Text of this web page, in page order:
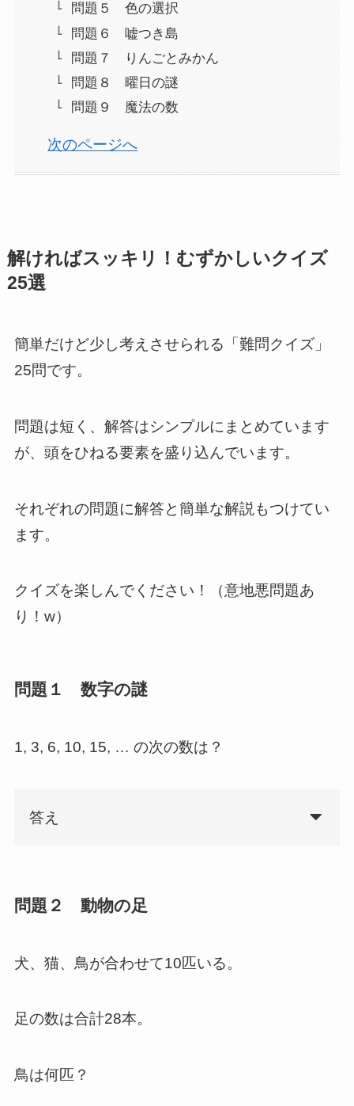
問題５ 色の選択
問題６ 嘘つき島
問題７ りんごとみかん
問題８ 曜日の謎
問題９ 魔法の数
次のページへ
解ければスッキリ！むずかしいクイズ
25選
簡単だけど少し考えさせられる「難問クイズ」
25問です。
問題は短く、解答はシンプルにまとめています
が、頭をひねる要素を盛り込んでいます。
それぞれの問題に解答と簡単な解説もつけてい
ます。
クイズを楽しんでください！（意地悪問題あ
り！w）
問題１ 数字の謎
1, 3, 6, 10, 15, … の次の数は？
答え
問題２ 動物の足
犬、猫、鳥が合わせて10匹いる。
足の数は合計28本。
鳥は何匹？